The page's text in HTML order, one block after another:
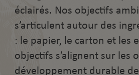
éclairés. Nos objectifs
s’articulent autour des
: le papier, le carton et les
objectifs s’alignent sur les
développement durable